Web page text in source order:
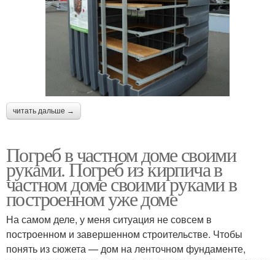
читать дальше →
Погреб в частном доме своими
руками. Погреб из кирпича в
частном доме своими руками в
построенном уже доме
На самом деле, у меня ситуация не совсем в
построенном и завершенном строительстве. Чтобы
понять из сюжета — дом на ленточном фундаменте,